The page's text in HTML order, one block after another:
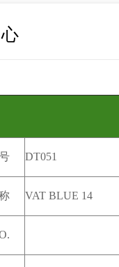
DT051
VAT BLUE 14